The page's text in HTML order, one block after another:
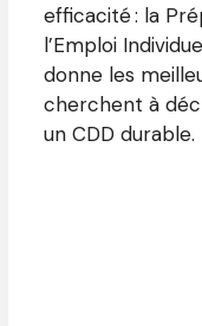
efficacité : la
l’Emploi
donne les
cherchent à
un CDD durable.